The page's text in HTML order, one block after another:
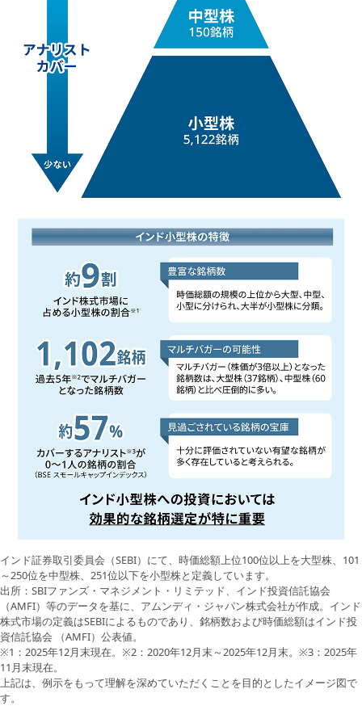
インド証券取引委員会（SEBI）にて、時価総額上位100位以上を大型株、101
～250位を中型株、251位以下を小型株と定義しています。
出所：SBIファンズ・マネジメント・リミテッド、インド投資信託協会
（AMFI）等のデータを基に、アムンディ・ジャパン株式会社が作成。インド
株式市場の定義はSEBIによるものであり、銘柄数および時価総額はインド投
資信託協会 （AMFI）公表値。
※1：2025年12月末現在。※2：2020年12月末～2025年12月末。※3：2025年
11月末現在。
上記は、例示をもって理解を深めていただくことを目的としたイメージ図で
す。